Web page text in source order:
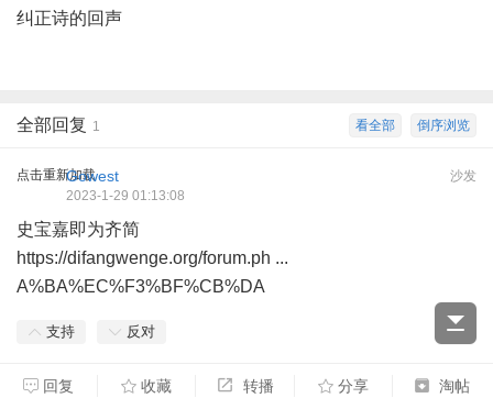
纠正诗的回声
倒序浏览
看全部
全部回复 1
点击重新加载 沙发
Gowest
2023-1-29 01:13:08
史宝嘉即为齐简
https://difangwenge.org/forum.ph ...
A%BA%EC%F3%BF%CB%DA
支持 反对
回复 收藏 转播 分享 淘帖